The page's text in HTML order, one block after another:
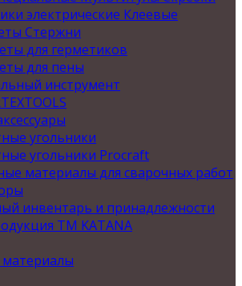
электрические Клеевые
Стержни
для герметиков
для пены
инструмент
угольники
угольники Procraft
материалы для сварочных работ
инвентарь и принадлежности
ТМ KATANA